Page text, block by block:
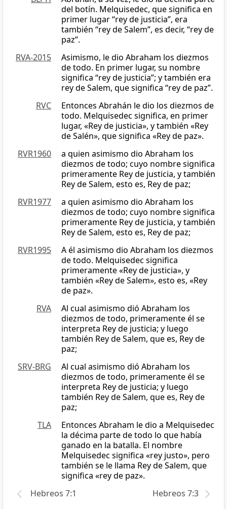
del botín. Melquisedec, que significa en
primer lugar “rey de justicia”, era
también “rey de Salem”, es decir, “rey de
paz”.
RVA-2015
Asimismo, le dio Abraham los diezmos
de todo. En primer lugar, su nombre
significa “rey de justicia”; y también era
rey de Salem, que significa “rey de paz”.
RVC
Entonces Abrahán le dio los diezmos de
todo. Melquisedec significa, en primer
lugar, «Rey de justicia», y también «Rey
de Salén», que significa «Rey de paz».
RVR1960
a quien asimismo dio Abraham los
diezmos de todo; cuyo nombre significa
primeramente Rey de justicia, y también
Rey de Salem, esto es, Rey de paz;
RVR1977
a quien asimismo dio Abraham los
diezmos de todo; cuyo nombre significa
primeramente Rey de justicia, y también
Rey de Salem, esto es, Rey de paz;
RVR1995
A él asimismo dio Abraham los diezmos
de todo. Melquisedec significa
primeramente «Rey de justicia», y
también «Rey de Salem», esto es, «Rey
de paz».
RVA
Al cual asimismo dió Abraham los
diezmos de todo, primeramente él se
interpreta Rey de justicia; y luego
también Rey de Salem, que es, Rey de
paz;
SRV-BRG
Al cual asimismo dió Abraham los
diezmos de todo, primeramente él se
interpreta Rey de justicia; y luego
también Rey de Salem, que es, Rey de
paz;
TLA
Entonces Abraham le dio a Melquisedec
la décima parte de todo lo que había
ganado en la batalla. El nombre
Melquisedec significa «rey justo», pero
también se le llama Rey de Salem, que
significa «rey de paz».
Hebreos 7:1
Hebreos 7:3